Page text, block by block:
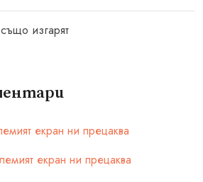
изгарят
екран ни прецаква
екран ни прецаква